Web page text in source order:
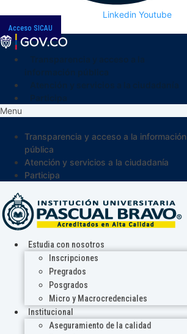
Linkedin Youtube
Acceso SICAU
Menu
Transparencia y acceso a la información
pública
Atención y servicios a la ciudadanía
Participa
Estudia con nosotros
Inscripciones
Pregrados
Posgrados
Micro y Macrocredenciales
Institucional
Aseguramiento de la calidad